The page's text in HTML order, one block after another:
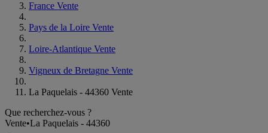
France Vente
Pays de la Loire Vente
Loire-Atlantique Vente
Vigneux de Bretagne Vente
La Paquelais - 44360 Vente
Que recherchez-vous ?
Vente•La Paquelais - 44360